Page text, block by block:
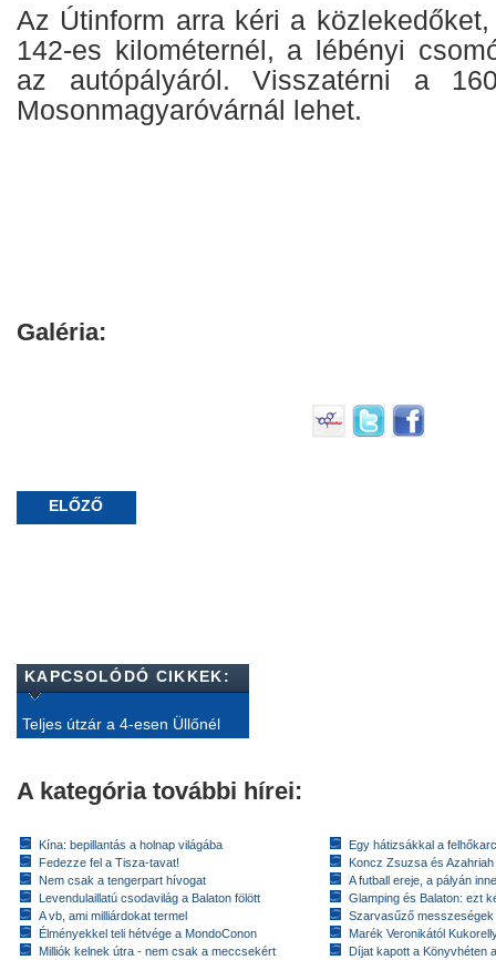
Az Útinform arra kéri a
142-es kilométernél, a lébényi
az autópályáról. Visszatérni a
Mosonmagyaróvárnál lehet.
Galéria:
ELŐZŐ
KAPCSOLÓDÓ CIKKEK:
Teljes útzár a 4-esen Üllőnél
A kategória további hírei:
Kína: bepillantás a holnap világába
Fedezze fel a Tisza-tavat!
Nem csak a tengerpart hívogat
Levendulaillatú csodavilág a Balaton fölött
A vb, ami milliárdokat termel
Élményekkel teli hétvége a MondoConon
Milliók kelnek útra - nem csak a meccsekért
Egy hátizsákkal a
Koncz Zsuzsa és
A futball ereje, a pályán
Glamping és Balaton: ezt
Szarvasűző messzeségek
Marék Veronikától
Díjat kapott a Könyvhéten